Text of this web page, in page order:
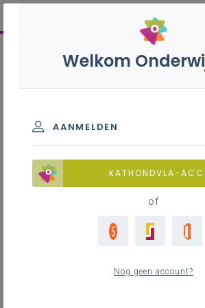
Blog
Opportuniteit voor
Welkom
AANMELDEN
KATHONDVLA-
of
Nog geen account?